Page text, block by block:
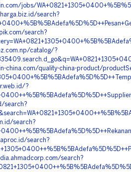
jobs/
search?
search?
catalog/?
china.com/quality-china-product/
?
search?
search?
search?
search?